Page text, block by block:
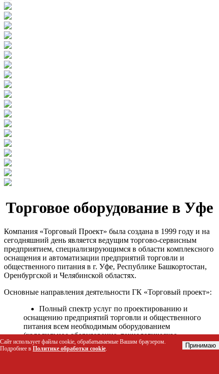
Торговое оборудование в Уфе
Компания «Торговый Проект» была создана в 1999 году и на
сегодняшний день является ведущим торгово-сервисным
предприятием, специализирующимся в области комплексного
оснащения и автоматизации предприятий торговли и
общественного питания в г. Уфе, Республике Башкортостан,
Оренбургской и Челябинской областях.
Основные направления деятельности ГК «Торговый проект»:
Полный спектр услуг по проектированию и
оснащению предприятий торговли и общественного
питания всем необходимым оборудованием
(холодильное оборудование, технологическое
оборудование, стеллажное оборудование и т.д.);
Автоматизация торговых процессов и внедрения
Сайт использует файлы cookie, обрабатываемые Вашим браузером.
Подробнее в Политике обработки cookie. Принимаю